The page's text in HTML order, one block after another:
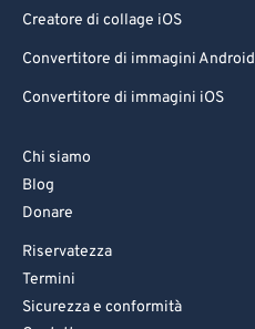
Creatore di collage iOS
Convertitore di immagini Android
Convertitore di immagini iOS
Chi siamo
Blog
Donare
Riservatezza
Termini
Sicurezza e conformità